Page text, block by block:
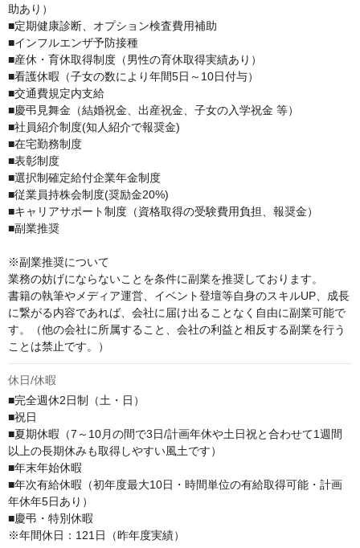
助あり）
■定期健康診断、オプション検査費用補助
■インフルエンザ予防接種
■産休・育休取得制度（男性の育休取得実績あり）
■看護休暇（子女の数により年間5日～10日付与）
■交通費規定内支給
■慶弔見舞金（結婚祝金、出産祝金、子女の入学祝金 等）
■社員紹介制度(知人紹介で報奨金)
■在宅勤務制度
■表彰制度
■選択制確定給付企業年金制度
■従業員持株会制度(奨励金20%)
■キャリアサポート制度（資格取得の受験費用負担、報奨金）
■副業推奨
※副業推奨について
業務の妨げにならないことを条件に副業を推奨しております。
書籍の執筆やメディア運営、イベント登壇等自身のスキルUP、成長
に繋がる内容であれば、会社に届け出ることなく自由に副業可能で
す。（他の会社に所属すること、会社の利益と相反する副業を行う
ことは禁止です。）
休日/休暇
■完全週休2日制（土・日）
■祝日
■夏期休暇（7～10月の間で3日/計画年休や土日祝と合わせて1週間
以上の長期休みも取得しやすい風土です）
■年末年始休暇
■年次有給休暇（初年度最大10日・時間単位の有給取得可能・計画
年休年5日あり）
■慶弔・特別休暇
※年間休日：121日（昨年度実績）